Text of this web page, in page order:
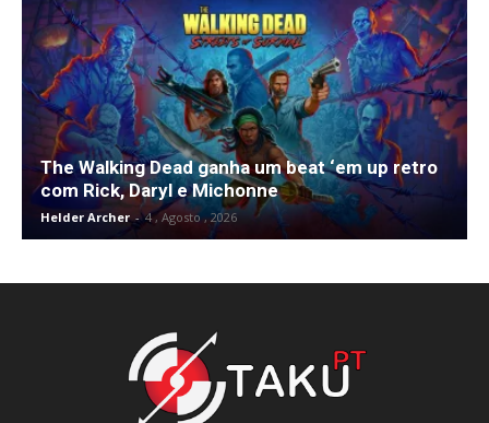
The Walking Dead ganha um beat ‘em up retro
com Rick, Daryl e Michonne
Helder Archer - 4 , Agosto , 2026